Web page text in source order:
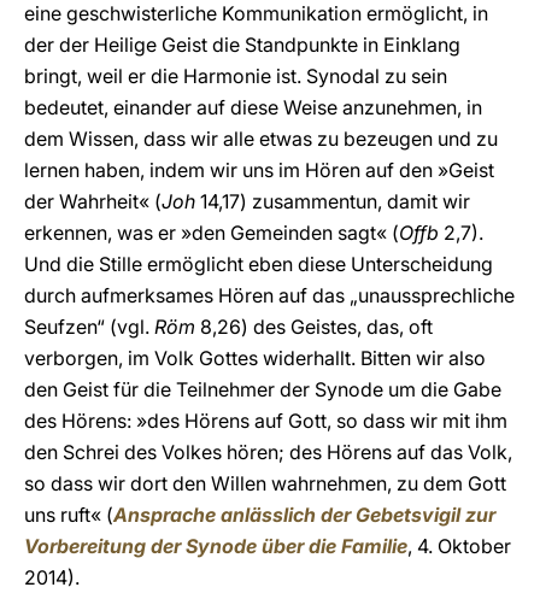
eine geschwisterliche Kommunikation ermöglicht, in
der der Heilige Geist die Standpunkte in Einklang
bringt, weil er die Harmonie ist. Synodal zu sein
bedeutet, einander auf diese Weise anzunehmen, in
dem Wissen, dass wir alle etwas zu bezeugen und zu
lernen haben, indem wir uns im Hören auf den »Geist
der Wahrheit« (Joh 14,17) zusammentun, damit wir
erkennen, was er »den Gemeinden sagt« (Offb 2,7).
Und die Stille ermöglicht eben diese Unterscheidung
durch aufmerksames Hören auf das „unaussprechliche
Seufzen“ (vgl. Röm 8,26) des Geistes, das, oft
verborgen, im Volk Gottes widerhallt. Bitten wir also
den Geist für die Teilnehmer der Synode um die Gabe
des Hörens: »des Hörens auf Gott, so dass wir mit ihm
den Schrei des Volkes hören; des Hörens auf das Volk,
so dass wir dort den Willen wahrnehmen, zu dem Gott
uns ruft« (Ansprache anlässlich der Gebetsvigil zur
Vorbereitung der Synode über die Familie, 4. Oktober
2014).